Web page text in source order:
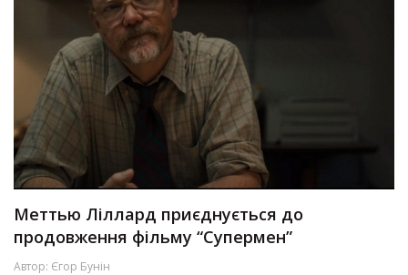
Меттью Ліллард приєднується до
продовження фільму “Супермен”
Автор: Єгор Бунін